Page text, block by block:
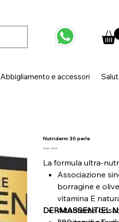
Abbigliamento e accessori
Nutriderm 30 perle
Prezzo
35,40 €
Prezzo
28,32 €
La formula ultra-
Associazione
borragine e
vitamina E
Altamente
DERMASSENTIEL